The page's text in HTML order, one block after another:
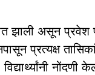
झाली असून
प्रत्यक्ष
नोंदणी